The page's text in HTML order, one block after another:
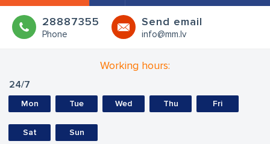
28887355
Phone
Send email
info@mm.lv
Working hours:
24/7
Mon Tue Wed Thu Fri
Sat Sun